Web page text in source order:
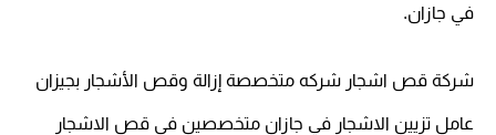
في جازان.
شركة قص اشجار شركه متخصصة إزالة وقص الأشجار بجيزان
عامل تزيين الاشجار في جازان متخصصين فى قص الاشجار